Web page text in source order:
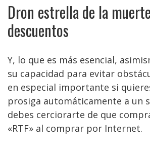
Dron estrella de la
descuentos
Y, lo que es más esencial,
su capacidad para evitar
en especial importante si
prosiga automáticamente a un
debes cerciorarte de que
«RTF» al comprar por Internet.